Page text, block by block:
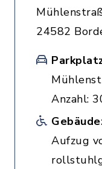
24582
Anzahl:
Aufzug